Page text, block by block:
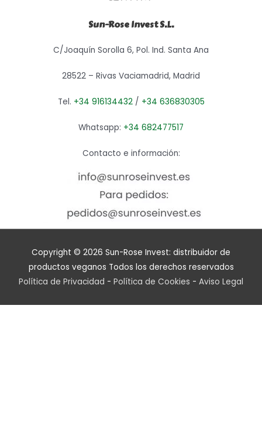
Sun-Rose Invest S.L.
C/Joaquín Sorolla 6, Pol. Ind. Santa Ana
28522 – Rivas Vaciamadrid, Madrid
Tel. +34 916134432/ +34 636830305
Whatsapp: +34 682477517
Contacto e información:
Copyright © 2026 Sun-Rose Invest: distribuidor de
productos veganos Todos los derechos reservados
Política de Privacidad - Política de Cookies - Aviso Legal